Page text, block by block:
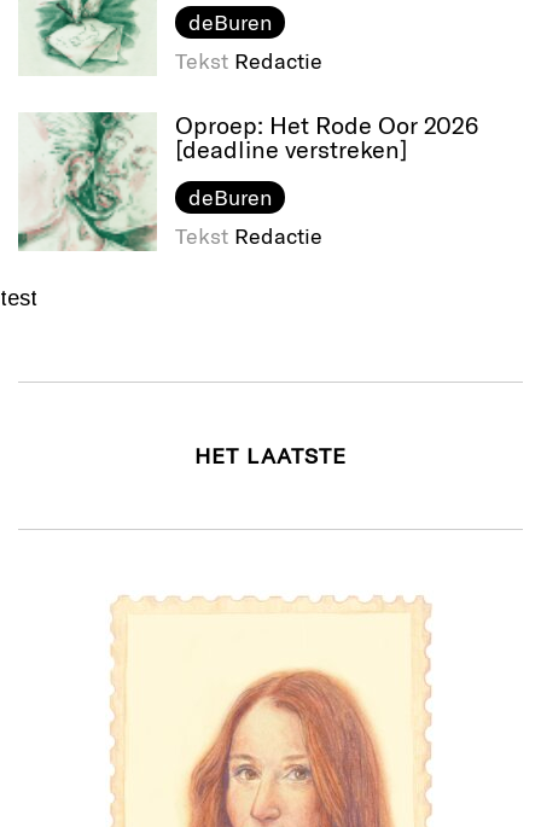
deBuren
Tekst Redactie
Oproep: Het Rode Oor 2026
[deadline verstreken]
deBuren
Tekst Redactie
test
HET LAATSTE